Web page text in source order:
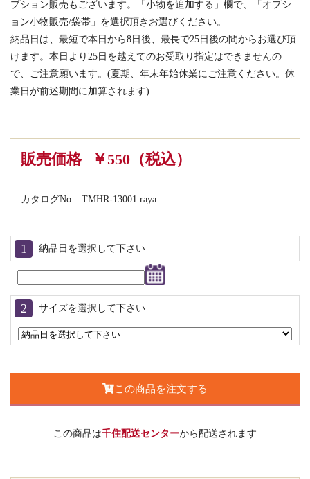
プション販売もございます。「小物を追加する」欄で、「オプシ
ョン小物販売/袋帯」を選択頂きお選びください。
納品日は、最短で本日から8日後、最長で25日後の間からお選び頂
けます。本日より25日を越えてのお受取り指定はできませんの
で、ご注意願います。(夏期、年末年始休業にご注意ください。休
業日が前述期間に加算されます)
販売価格 ￥550（税込）
カタログNo TMHR-13001 raya
納品日を選択して下さい
サイズを選択して下さい
この商品を注文する
この商品は千住配送センターから配送されます